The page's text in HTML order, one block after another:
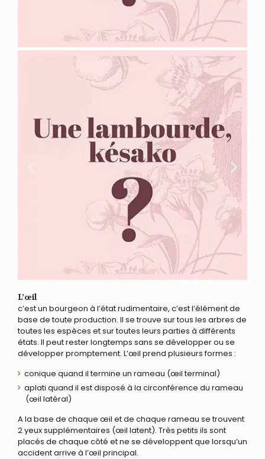
L’œil
c’est un bourgeon à l’état rudimentaire, c’est l’élément de
base de toute production. Il se trouve sur tous les arbres de
toutes les espèces et sur toutes leurs parties à différents
états. Il peut rester longtemps sans se développer ou se
développer promptement. L’œil prend plusieurs formes :
conique quand il termine un rameau (œil terminal)
aplati quand il est disposé à la circonférence du rameau
(œil latéral)
A la base de chaque œil et de chaque rameau se trouvent
2 yeux supplémentaires (œil latent). Très petits ils sont
placés de chaque côté et ne se développent que lorsqu’un
accident arrive à l’œil principal.